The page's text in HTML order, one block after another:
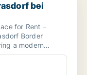
bei
for Rent –
Border
a modern